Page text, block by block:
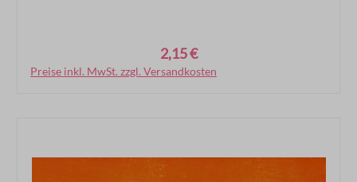
2,15 €
Preise inkl. MwSt. zzgl. Versandkosten
In den Warenkorb